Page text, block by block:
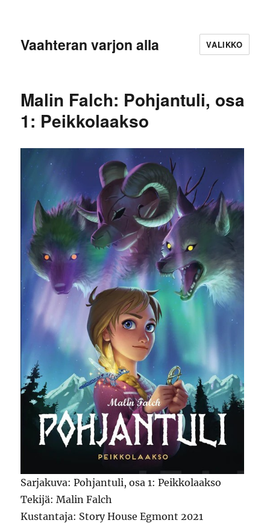
Vaahteran varjon alla VALIKKO
Malin Falch: Pohjantuli, osa
1: Peikkolaakso
Sarjakuva: Pohjantuli, osa 1: Peikkolaakso
Tekijä: Malin Falch
Kustantaja: Story House Egmont 2021